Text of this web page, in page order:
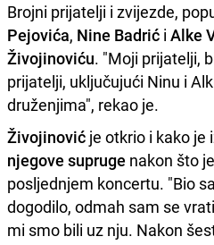
Brojni prijatelji i zvijezde,
Pejovića, Nine Badrić i Alke
Živojinoviću. "Moji prijatelji,
prijatelji, uključujući Ninu i
druženjima", rekao je.
Živojinović je otkrio i kako je
njegove supruge nakon što
posljednjem koncertu. "Bio
dogodilo, odmah sam se
mi smo bili uz nju. Nakon